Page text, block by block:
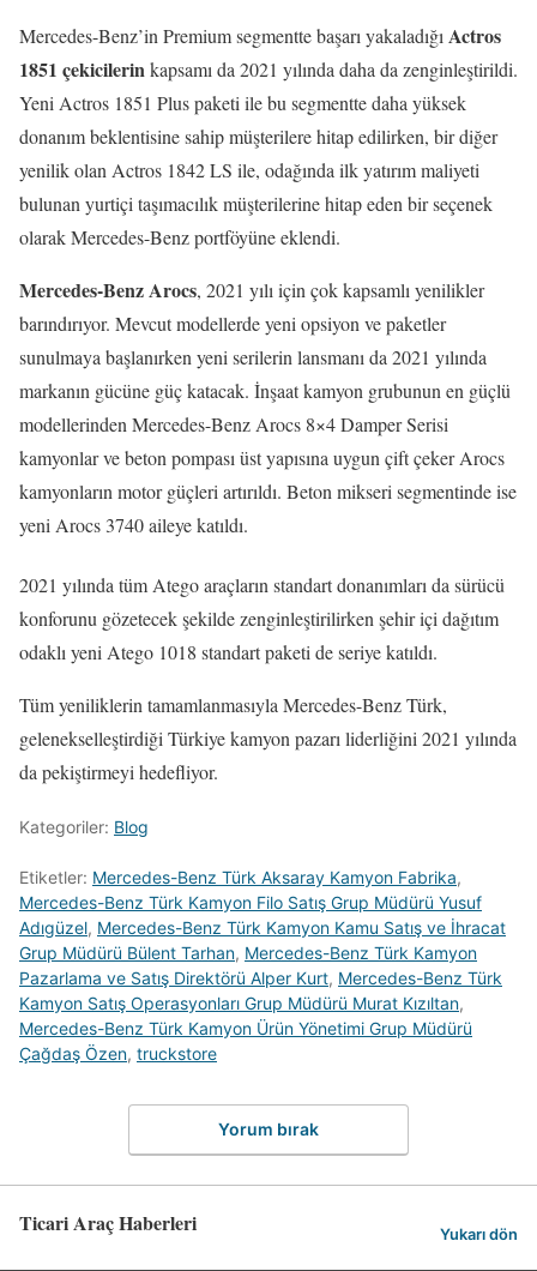
Mercedes-Benz’in Premium segmentte başarı yakaladığı Actros
1851 çekicilerinkapsamı da 2021 yılında daha da zenginleştirildi.
Yeni Actros 1851 Plus paketi ile bu segmentte daha yüksek
donanım beklentisine sahip müşterilere hitap edilirken, bir diğer
yenilik olan Actros 1842 LS ile, odağında ilk yatırım maliyeti
bulunan yurtiçi taşımacılık müşterilerine hitap eden bir seçenek
olarak Mercedes-Benz portföyüne eklendi.
Mercedes-Benz Arocs, 2021 yılı için çok kapsamlı yenilikler
barındırıyor. Mevcut modellerde yeni opsiyon ve paketler
sunulmaya başlanırken yeni serilerin lansmanı da 2021 yılında
markanın gücüne güç katacak. İnşaat kamyon grubunun en güçlü
modellerinden Mercedes-Benz Arocs 8×4 Damper Serisi
kamyonlar ve beton pompası üst yapısına uygun çift çeker Arocs
kamyonların motor güçleri artırıldı. Beton mikseri segmentinde ise
yeni Arocs 3740 aileye katıldı.
2021 yılında tüm Atego araçların standart donanımları da sürücü
konforunu gözetecek şekilde zenginleştirilirken şehir içi dağıtım
odaklı yeni Atego 1018 standart paketi de seriye katıldı.
Tüm yeniliklerin tamamlanmasıyla Mercedes-Benz Türk,
gelenekselleştirdiği Türkiye kamyon pazarı liderliğini 2021 yılında
da pekiştirmeyi hedefliyor.
Kategoriler: Blog
Etiketler: Mercedes-Benz Türk Aksaray Kamyon Fabrika,
Mercedes-Benz Türk Kamyon Filo Satış Grup Müdürü Yusuf
Adıgüzel, Mercedes-Benz Türk Kamyon Kamu Satış ve İhracat
Grup Müdürü Bülent Tarhan, Mercedes-Benz Türk Kamyon
Pazarlama ve Satış Direktörü Alper Kurt, Mercedes-Benz Türk
Kamyon Satış Operasyonları Grup Müdürü Murat Kızıltan,
Mercedes-Benz Türk Kamyon Ürün Yönetimi Grup Müdürü
Çağdaş Özen, truckstore
Yorum bırak
Ticari Araç Haberleri Yukarı dön